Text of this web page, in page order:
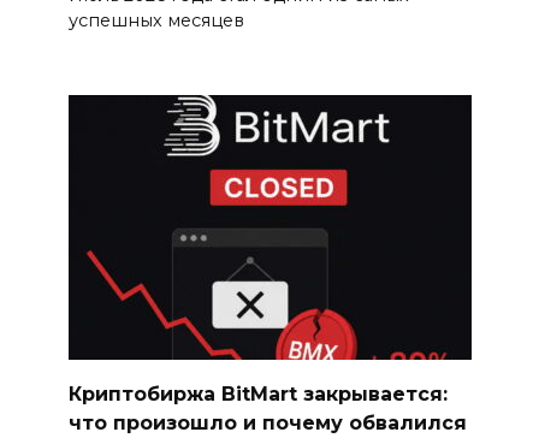
успешных месяцев
Криптобиржа BitMart закрывается:
что произошло и почему обвалился